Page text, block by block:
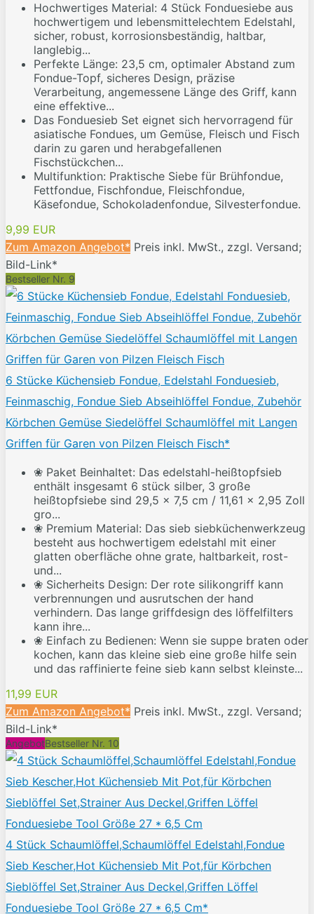
Hochwertiges Material: 4 Stück Fonduesiebe aus
hochwertigem und lebensmittelechtem Edelstahl,
sicher, robust, korrosionsbeständig, haltbar,
langlebig...
Perfekte Länge: 23,5 cm, optimaler Abstand zum
Fondue-Topf, sicheres Design, präzise
Verarbeitung, angemessene Länge des Griff, kann
eine effektive...
Das Fonduesieb Set eignet sich hervorragend für
asiatische Fondues, um Gemüse, Fleisch und Fisch
darin zu garen und herabgefallenen
Fischstückchen...
Multifunktion: Praktische Siebe für Brühfondue,
Fettfondue, Fischfondue, Fleischfondue,
Käsefondue, Schokoladenfondue, Silvesterfondue.
9,99 EUR
Zum Amazon Angebot* Preis inkl. MwSt., zzgl. Versand;
Bild-Link*
Bestseller Nr. 9
6 Stücke Küchensieb Fondue, Edelstahl Fonduesieb,
Feinmaschig, Fondue Sieb Abseihlöffel Fondue, Zubehör
Körbchen Gemüse Siedelöffel Schaumlöffel mit Langen
Griffen für Garen von Pilzen Fleisch Fisch*
❀ Paket Beinhaltet: Das edelstahl-heißtopfsieb
enthält insgesamt 6 stück silber, 3 große
heißtopfsiebe sind 29,5 x 7,5 cm / 11,61 x 2,95 Zoll
gro...
❀ Premium Material: Das sieb siebküchenwerkzeug
besteht aus hochwertigem edelstahl mit einer
glatten oberfläche ohne grate, haltbarkeit, rost-
und...
❀ Sicherheits Design: Der rote silikongriff kann
verbrennungen und ausrutschen der hand
verhindern. Das lange griffdesign des löffelfilters
kann ihre...
❀ Einfach zu Bedienen: Wenn sie suppe braten oder
kochen, kann das kleine sieb eine große hilfe sein
und das raffinierte feine sieb kann selbst kleinste...
11,99 EUR
Zum Amazon Angebot* Preis inkl. MwSt., zzgl. Versand;
Bild-Link*
AngebotBestseller Nr. 10
4 Stück Schaumlöffel,Schaumlöffel Edelstahl,Fondue
Sieb Kescher,Hot Küchensieb Mit Pot,für Körbchen
Sieblöffel Set,Strainer Aus Deckel,Griffen Löffel
Fonduesiebe Tool Größe 27 * 6,5 Cm*